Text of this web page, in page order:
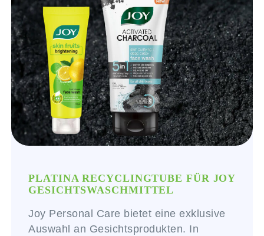
PLATINA RECYCLINGTUBE FÜR JOY
GESICHTSWASCHMITTEL
Joy Personal Care bietet eine exklusive
Auswahl an Gesichtsprodukten. In